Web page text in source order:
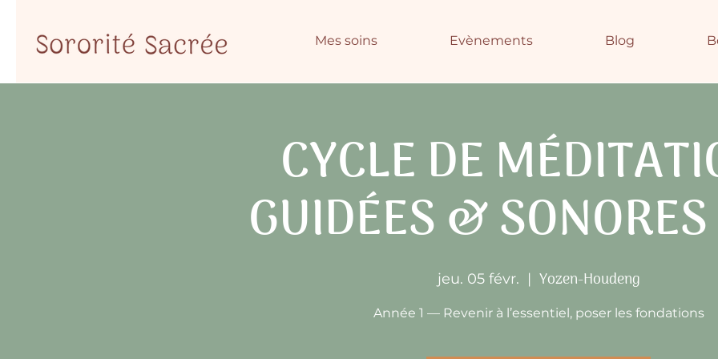
Mes soins Evènements Blog
CYCLE DE
GUIDÉES &
jeu. 05 févr.
  |
Yozen-Houdeng
Année 1 — Revenir à l’essentiel, poser les fondations